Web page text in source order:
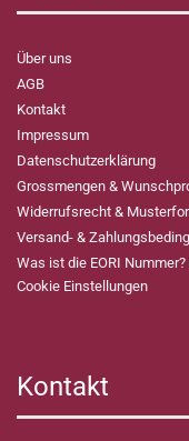
Über uns
AGB
Kontakt
Impressum
Datenschutzerklärung
Grossmengen &
Widerrufsrecht &
Versand- &
Was ist die EORI
Cookie Einstellungen
Kontakt